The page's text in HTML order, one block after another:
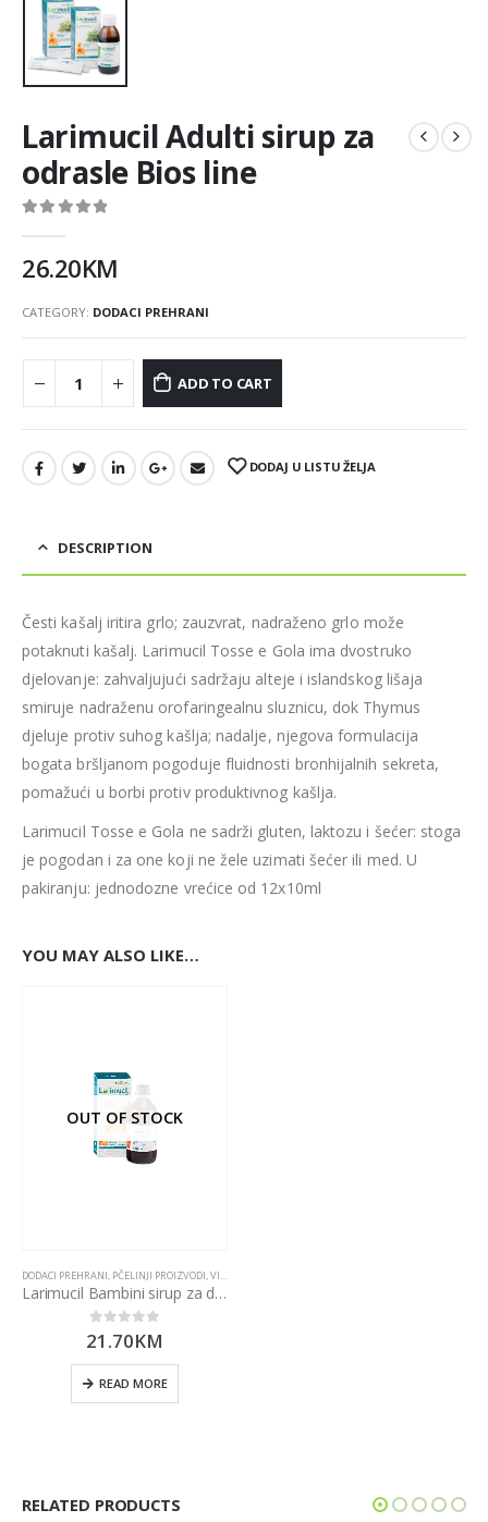
Larimucil Adulti sirup za
odrasle Bios line
26.20KM
CATEGORY: DODACI PREHRANI
ADD TO CART
DODAJ U LISTU ŽELJA
DESCRIPTION
Česti kašalj iritira grlo; zauzvrat, nadraženo grlo može
potaknuti kašalj. Larimucil Tosse e Gola ima dvostruko
djelovanje: zahvaljujući sadržaju alteje i islandskog lišaja
smiruje nadraženu orofaringealnu sluznicu, dok Thymus
djeluje protiv suhog kašlja; nadalje, njegova formulacija
bogata bršljanom pogoduje fluidnosti bronhijalnih sekreta,
pomažući u borbi protiv produktivnog kašlja.
Larimucil Tosse e Gola ne sadrži gluten, laktozu i šećer: stoga
je pogodan i za one koji ne žele uzimati šećer ili med. U
pakiranju: jednodozne vrećice od 12x10ml
YOU MAY ALSO LIKE…
OUT OF STOCK
DODACI PREHRANI, PČELINJI PROIZVODI,VITAMINI I MINERALI
Larimucil Bambini sirup za djecu Bios Line
0 out of 5
21.70KM
READ MORE
RELATED PRODUCTS